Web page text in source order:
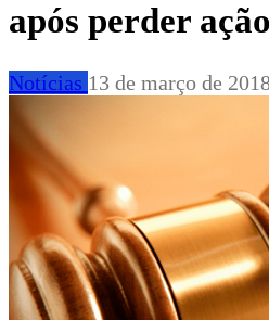
após perder
Notícias 13 de março de